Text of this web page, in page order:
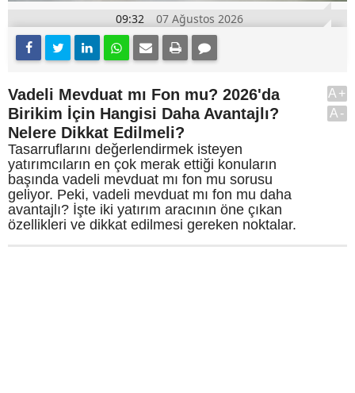
09:32 07 Ağustos 2026
Vadeli Mevduat mı Fon mu? 2026'da
Birikim İçin Hangisi Daha Avantajlı?
Nelere Dikkat Edilmeli?
Tasarruflarını değerlendirmek isteyen
yatırımcıların en çok merak ettiği konuların
başında vadeli mevduat mı fon mu sorusu
geliyor. Peki, vadeli mevduat mı fon mu daha
avantajlı? İşte iki yatırım aracının öne çıkan
özellikleri ve dikkat edilmesi gereken noktalar.
A+
A-